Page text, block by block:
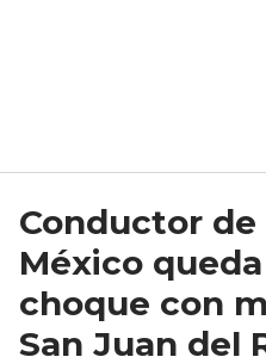
Conductor
México
choque con
San Juan del